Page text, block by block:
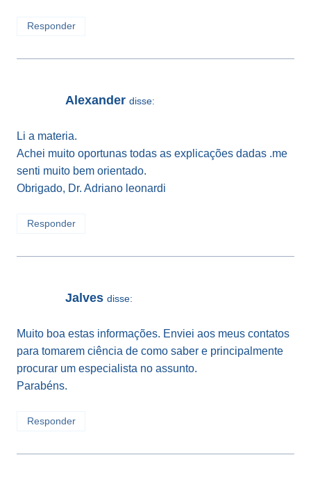
Responder
Alexander disse:
Li a materia.
Achei muito oportunas todas as explicações dadas .me
senti muito bem orientado.
Obrigado, Dr. Adriano leonardi
Responder
Jalves disse:
Muito boa estas informações. Enviei aos meus contatos
para tomarem ciência de como saber e principalmente
procurar um especialista no assunto.
Parabéns.
Responder